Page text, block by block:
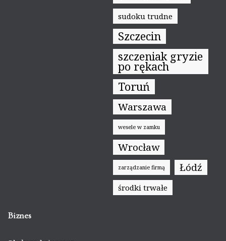
sudoku trudne
Szczecin
szczeniak gryzie
po rękach
Toruń
Warszawa
wesele w zamku
Wrocław
zarządzanie firmą Łódź
środki trwałe
Biznes